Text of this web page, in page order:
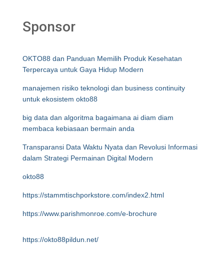
Sponsor
OKTO88 dan Panduan Memilih Produk Kesehatan
Terpercaya untuk Gaya Hidup Modern
manajemen risiko teknologi dan business continuity
untuk ekosistem okto88
big data dan algoritma bagaimana ai diam diam
membaca kebiasaan bermain anda
Transparansi Data Waktu Nyata dan Revolusi Informasi
dalam Strategi Permainan Digital Modern
okto88
https://stammtischporkstore.com/index2.html
https://www.parishmonroe.com/e-brochure
https://okto88pildun.net/